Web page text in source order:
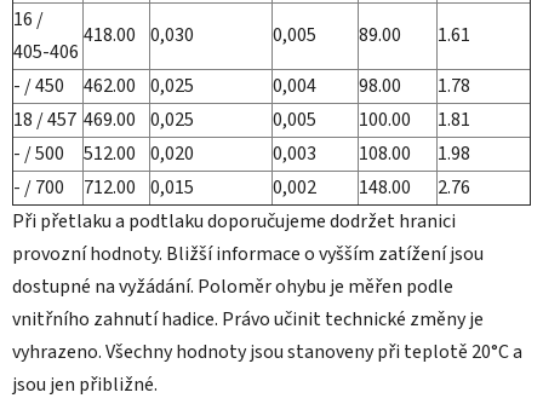
16 /
405-406
418.00 0,030 0,005 89.00
1.61
- / 450
462.00 0,025 0,004 98.00
1.78
18 / 457 469.00 0,025 0,005 100.00
1.81
- / 500
512.00 0,020 0,003 108.00
1.98
- / 700
712.00 0,015 0,002 148.00
2.76
Při přetlaku a podtlaku doporučujeme dodržet hranici
provozní hodnoty. Bližší informace o vyšším zatížení jsou
dostupné na vyžádání. Poloměr ohybu je měřen podle
vnitřního zahnutí hadice. Právo učinit technické změny je
vyhrazeno. Všechny hodnoty jsou stanoveny při teplotě 20°C a
jsou jen přibližné.